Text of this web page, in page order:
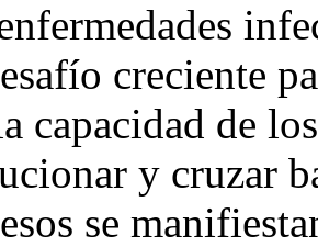
creciente
capacidad de
y cruzar
se